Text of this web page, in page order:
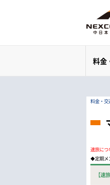
料金
料金・交
速旅につ
◆定期メ
【速